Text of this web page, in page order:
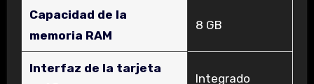
Capacidad de la
memoria RAM
‎8 GB
Interfaz de la tarjeta
‎Integrado